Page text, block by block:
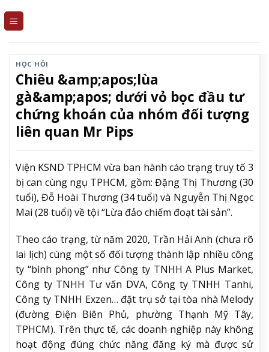
HỌC HỎI
Chiêu &amp;apos;lùa
gà&amp;apos; dưới vỏ bọc đầu tư
chứng khoán của nhóm đối tượng
liên quan Mr Pips
Viện KSND TPHCM vừa ban hành cáo trạng truy tố 3
bị can cùng ngụ TPHCM, gồm: Đặng Thị Thương (30
tuổi), Đỗ Hoài Thương (34 tuổi) và Nguyễn Thị Ngọc
Mai (28 tuổi) về tội “Lừa đảo chiếm đoạt tài sản”.
Theo cáo trạng, từ năm 2020, Trần Hải Anh (chưa rõ
lai lịch) cùng một số đối tượng thành lập nhiều công
ty “bình phong” như Công ty TNHH A Plus Market,
Công ty TNHH Tư vấn DVA, Công ty TNHH Tanhi,
Công ty TNHH Exzen… đặt trụ sở tại tòa nhà Melody
(đường Điện Biên Phủ, phường Thạnh Mỹ Tây,
TPHCM). Trên thực tế, các doanh nghiệp này không
hoạt động đúng chức năng đăng ký mà được sử